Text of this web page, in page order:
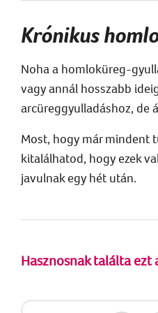
Krónikus
Noha a homloküreg-
vagy annál hosszabb
arcüreggyulladáshoz, de
Most, hogy már mindent
kitalálhatod, hogy ezek
javulnak egy hét után.
Hasznosnak találta ezt